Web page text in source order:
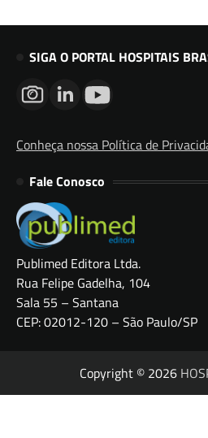
SIGA O PORTAL HOSPITAIS
Conheça nossa Política de
Fale Conosco
Publimed Editora Ltda.
Rua Felipe Gadelha, 104
Sala 55 – Santana
CEP: 02012-120 – São Paulo/SP
Copyright © 2026